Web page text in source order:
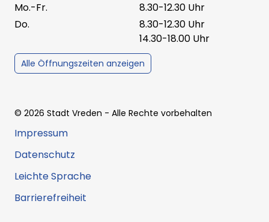
Mo.-Fr.
8.30-12.30 Uhr
Do.
8.30-12.30 Uhr
14.30-18.00 Uhr
Alle Öffnungszeiten anzeigen
© 2026 Stadt Vreden - Alle Rechte vorbehalten
Impressum
Datenschutz
Leichte Sprache
Barrierefreiheit